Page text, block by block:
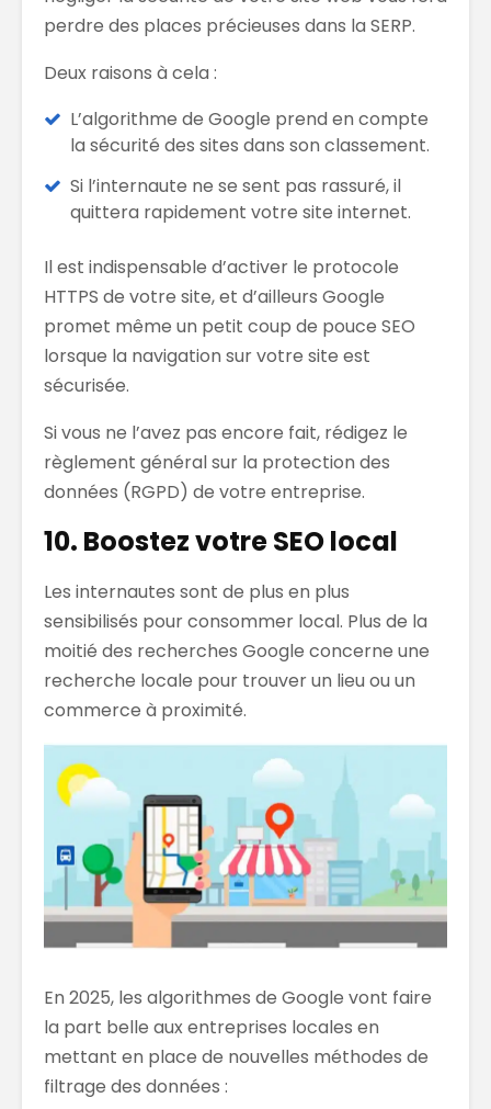
perdre des places précieuses dans la SERP.
Deux raisons à cela :
L’algorithme de Google prend en compte
la sécurité des sites dans son classement.
Si l’internaute ne se sent pas rassuré, il
quittera rapidement votre site internet.
Il est indispensable d’activer le protocole
HTTPS de votre site, et d’ailleurs Google
promet même un petit coup de pouce SEO
lorsque la navigation sur votre site est
sécurisée.
Si vous ne l’avez pas encore fait, rédigez le
règlement général sur la protection des
données (RGPD) de votre entreprise.
10. Boostez votre SEO local
Les internautes sont de plus en plus
sensibilisés pour consommer local. Plus de la
moitié des recherches Google concerne une
recherche locale pour trouver un lieu ou un
commerce à proximité.
En 2025, les algorithmes de Google vont faire
la part belle aux entreprises locales en
mettant en place de nouvelles méthodes de
filtrage des données :